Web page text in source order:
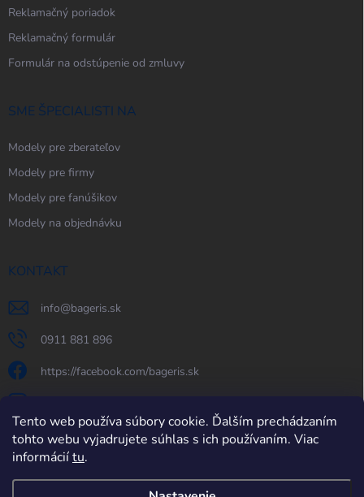
Tento web používa súbory cookie. Ďalším prechádzaním
tohto webu vyjadrujete súhlas s ich používaním. Viac
informáciítu.
Reklamačný poriadok
Reklamačný formulár
Formulár na odstúpenie od zmluvy
SME ŠPECIALISTI NA
Modely pre zberateľov
Modely pre firmy
Modely pre fanúšikov
Modely na objednávku
KONTAKT
info@bageris.sk
0911 881 896
https://facebook.com/bageris.sk
https://www.youtube.com/@bageris